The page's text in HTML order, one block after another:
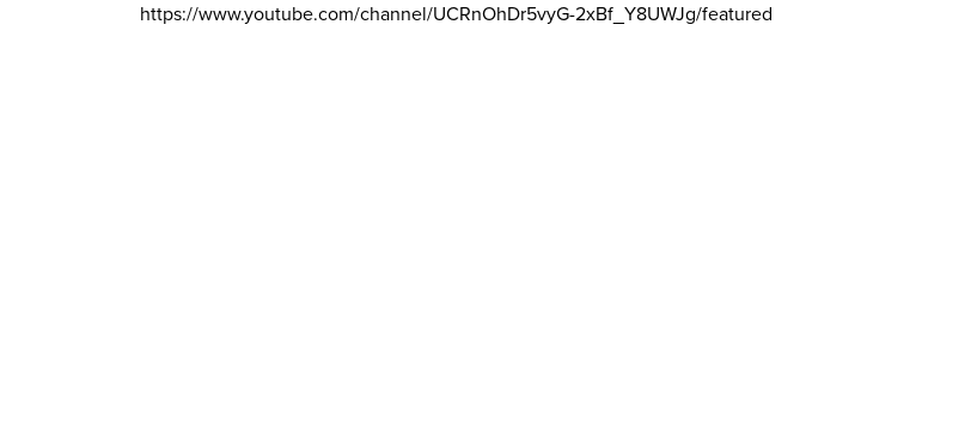
https://www.youtube.com/channel/UCRnOhDr5vyG-2xBf_Y8UWJg/featured